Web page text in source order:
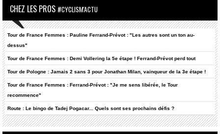
CHEZ LES PROS #CYCLISM'ACTU
Tour de France Femmes : Pauline Ferrand-Prévot : "Les autres sont un ton au-
dessus"
Tour de France Femmes : Demi Vollering la 5e étape ! Ferrand-Prévot perd tout
Tour de Pologne : Jamais 2 sans 3 pour Jonathan Milan, vainqueur de la 3e étape !
Tour de France Femmes : Ferrand-Prévot : "Je me sens libérée, le Tour
recommence"
Route : Le bingo de Tadej Pogacar... Quels sont ses prochains défis ?